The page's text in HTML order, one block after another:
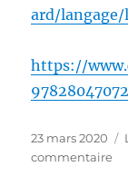
ard/
https://
Publié
le
23 mars 2020
commentairesur